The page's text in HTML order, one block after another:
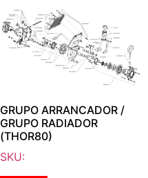
GRUPO ARRANCADOR /
GRUPO RADIADOR
(THOR80)
SKU: